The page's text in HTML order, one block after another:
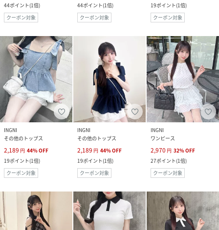
44ポイント(1倍)
クーポン対象
44ポイント(1倍)
クーポン対象
19ポイント(1倍)
クーポン対象
INGNI
その他のトップス
2,189 円 44%OFF
19ポイント(1倍)
クーポン対象
INGNI
その他のトップス
2,189 円 44%OFF
19ポイント(1倍)
クーポン対象
INGNI
ワンピース
2,970 円 32%OFF
27ポイント(1倍)
クーポン対象